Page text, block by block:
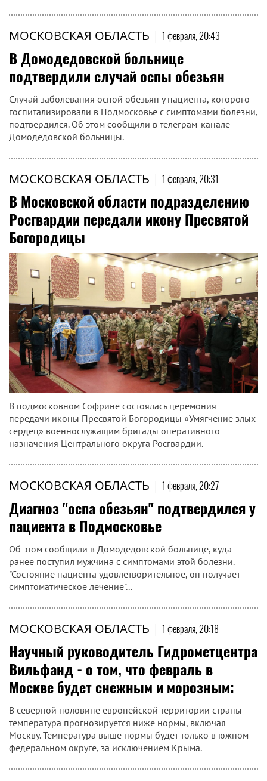
МОСКОВСКАЯ ОБЛАСТЬ | 1 февраля, 20:43
В Домодедовской больнице
подтвердили случай оспы обезьян
Случай заболевания оспой обезьян у пациента, которого
госпитализировали в Подмосковье с симптомами болезни,
подтвердился. Об этом сообщили в телеграм-канале
Домодедовской больницы.
МОСКОВСКАЯ ОБЛАСТЬ | 1 февраля, 20:31
В Московской области подразделению
Росгвардии передали икону Пресвятой
Богородицы
В подмосковном Софрине состоялась церемония
передачи иконы Пресвятой Богородицы «Умягчение злых
сердец» военнослужащим бригады оперативного
назначения Центрального округа Росгвардии.
МОСКОВСКАЯ ОБЛАСТЬ | 1 февраля, 20:27
Диагноз "оспа обезьян" подтвердился у
пациента в Подмосковье
Об этом сообщили в Домодедовской больнице, куда
ранее поступил мужчина с симптомами этой болезни.
"Состояние пациента удовлетворительное, он получает
симптоматическое лечение"...
МОСКОВСКАЯ ОБЛАСТЬ | 1 февраля, 20:18
Научный руководитель Гидрометцентра
Вильфанд - о том, что февраль в
Москве будет снежным и морозным:
В северной половине европейской территории страны
температура прогнозируется ниже нормы, включая
Москву. Температура выше нормы будет только в южном
федеральном округе, за исключением Крыма.